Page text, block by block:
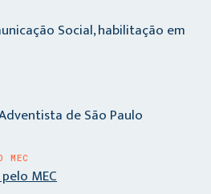
Social, habilitação em
de São Paulo
MEC
MEC